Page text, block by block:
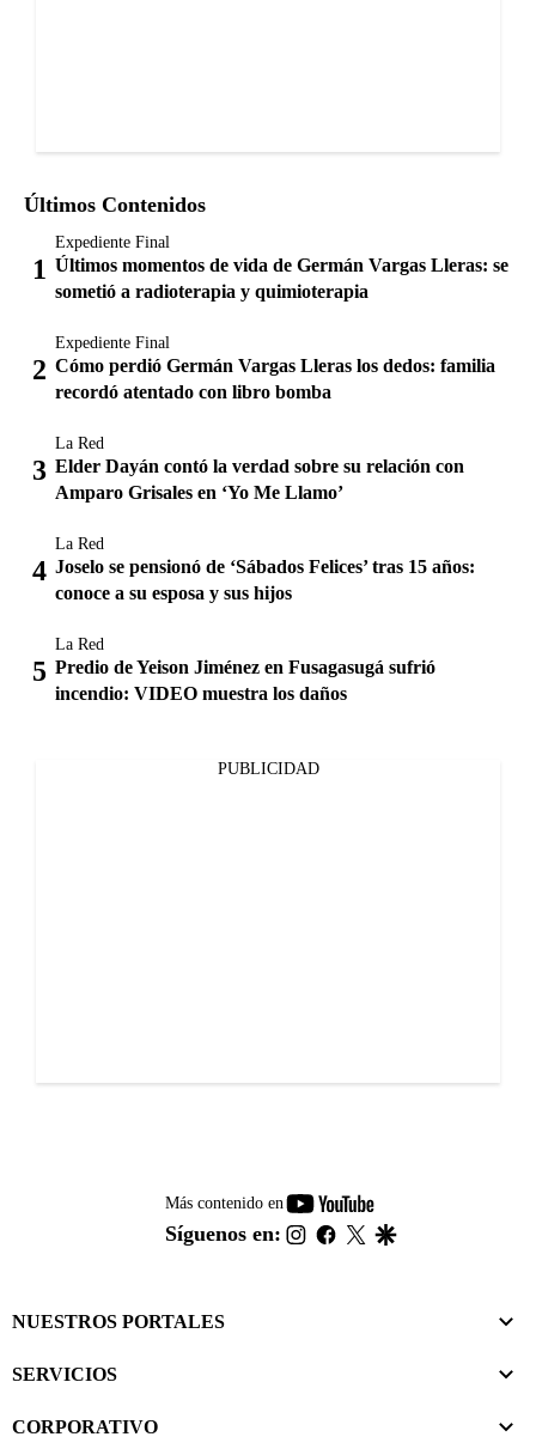
Últimos Contenidos
Expediente Final
Últimos momentos de vida de Germán Vargas Lleras: se
sometió a radioterapia y quimioterapia
Expediente Final
Cómo perdió Germán Vargas Lleras los dedos: familia
recordó atentado con libro bomba
La Red
Elder Dayán contó la verdad sobre su relación con
Amparo Grisales en ‘Yo Me Llamo’
La Red
Joselo se pensionó de ‘Sábados Felices’ tras 15 años:
conoce a su esposa y sus hijos
La Red
Predio de Yeison Jiménez en Fusagasugá sufrió
incendio: VIDEO muestra los daños
PUBLICIDAD
Más contenido en
youtube-
footer
Síguenos en: instagram
facebook
twitter
NUESTROS PORTALES
SERVICIOS
CORPORATIVO